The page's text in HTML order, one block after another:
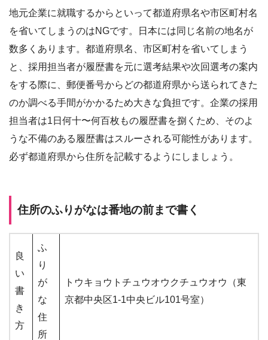
地元企業に就職するからといって都道府県名や市区町村名
を省いてしまうのはNGです。日本には同じ名前の地名が
数多くあります。都道府県名、市区町村を省いてしまう
と、採用担当者が履歴書を元に選考結果や次回選考の案内
をする際に、郵便番号からどの都道府県から送られてきた
のか調べる手間がかかるため大きな負担です。企業の採用
担当者は1日何十〜何百枚もの履歴書を捌くため、そのよ
うな不備のある履歴書はスルーされる可能性があります。
必ず都道府県から住所を記載するようにしましょう。
住所のふりがなは番地の前まで書く
良
い
書
き
方
ふ
り
が
な
住
所
トウキョウトチュウオウクチュウオウ（東
京都中央区1-1中央ビル101号室）